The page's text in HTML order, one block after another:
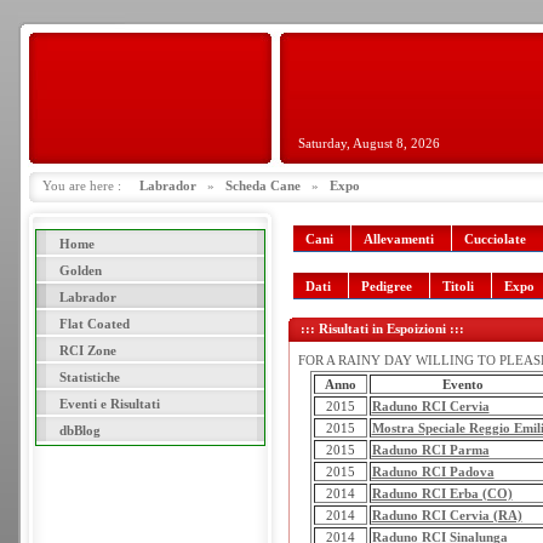
Saturday, August 8, 2026
You are here : Labrador » Scheda Cane » Expo
Home
Golden
Labrador
Flat Coated
RCI Zone
Statistiche
Eventi e Risultati
dbBlog
Cani Allevamenti Cucciolate
Dati Pedigree Titoli Expo
::: Risultati in Espoizioni :::
FOR A RAINY DAY WILLING TO
Anno
Evento
2015
Raduno RCI Cervia
2015
Mostra Speciale Reggio
2015
Raduno RCI Parma
2015
Raduno RCI Padova
2014
Raduno RCI Erba (CO)
2014
Raduno RCI Cervia (RA)
2014
Raduno RCI Sinalunga